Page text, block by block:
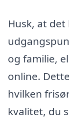
Husk, at
og familie,
online.
hvilken
kvalitet, du